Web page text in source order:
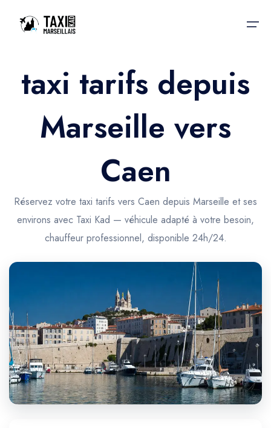
Accueil
Nos services
Nos services
Trajet Gare SNCF
Trajet Port croisière
Trajet Séminaire
Actualités & évènements
Contactez-nous
taxi tarifs depuis
Marseille vers
Caen
Réservez votre taxi tarifs vers Caen depuis Marseille et ses
environs avec Taxi Kad — véhicule adapté à votre besoin,
chauffeur professionnel, disponible 24h/24.